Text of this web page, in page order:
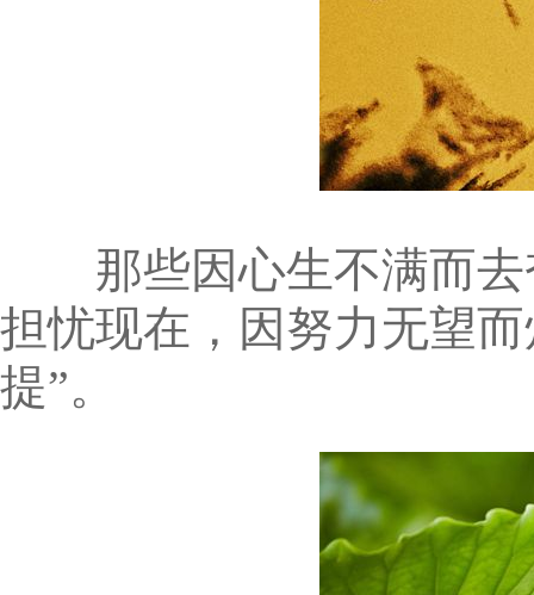
那些因心生不满而去
担忧现在，因努力无望
提”。